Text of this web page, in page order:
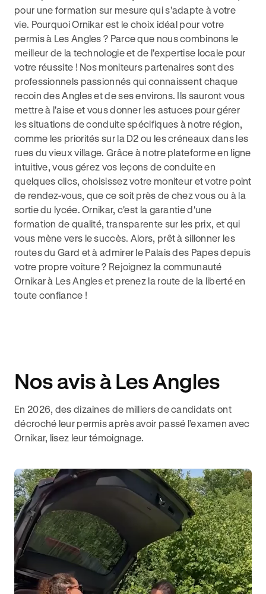
pour une formation sur mesure qui s'adapte à votre
vie. Pourquoi Ornikar est le choix idéal pour votre
permis à Les Angles ? Parce que nous combinons le
meilleur de la technologie et de l'expertise locale pour
votre réussite ! Nos moniteurs partenaires sont des
professionnels passionnés qui connaissent chaque
recoin des Angles et de ses environs. Ils sauront vous
mettre à l'aise et vous donner les astuces pour gérer
les situations de conduite spécifiques à notre région,
comme les priorités sur la D2 ou les créneaux dans les
rues du vieux village. Grâce à notre plateforme en ligne
intuitive, vous gérez vos leçons de conduite en
quelques clics, choisissez votre moniteur et votre point
de rendez-vous, que ce soit près de chez vous ou à la
sortie du lycée. Ornikar, c'est la garantie d'une
formation de qualité, transparente sur les prix, et qui
vous mène vers le succès. Alors, prêt à sillonner les
routes du Gard et à admirer le Palais des Papes depuis
votre propre voiture ? Rejoignez la communauté
Ornikar à Les Angles et prenez la route de la liberté en
toute confiance !
Nos avis à Les Angles
En 2026, des dizaines de milliers de candidats ont
décroché leur permis après avoir passé l’examen avec
Ornikar, lisez leur témoignage.